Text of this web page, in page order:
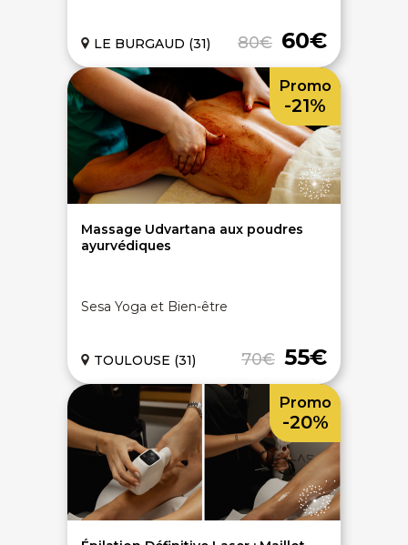
80€ 60€
LE BURGAUD (31)
Massage Udvartana aux poudres
ayurvédiques
Sesa Yoga et Bien-être
70€ 55€
TOULOUSE (31)
Promo
-21%
Promo
-20%